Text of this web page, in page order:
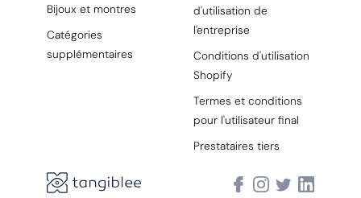
Bijoux et montres
Catégories
supplémentaires
d'utilisation de
l'entreprise
Conditions d'utilisation
Shopify
Termes et conditions
pour l'utilisateur final
Prestataires tiers